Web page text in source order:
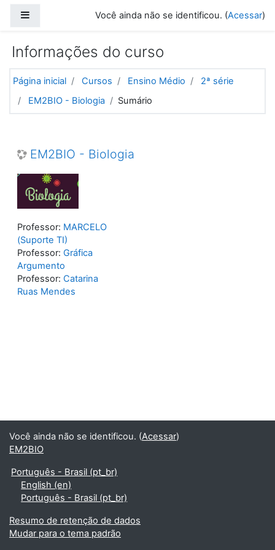
Você ainda não se identificou. (Acessar)
Informações do curso
Página inicial Cursos Ensino Médio
2ª série
EM2BIO - Biologia
Sumário
EM2BIO - Biologia
Professor: MARCELO
(Suporte TI)
Professor: Gráfica
Argumento
Professor: Catarina
Ruas Mendes
Você ainda não se identificou. (Acessar)
EM2BIO
Português - Brasil ‎(pt_br)‎
English ‎(en)‎
Português - Brasil ‎(pt_br)‎
Resumo de retenção de dados
Mudar para o tema padrão